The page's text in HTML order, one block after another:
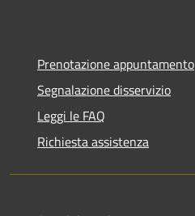
Prenotazione appuntamento
Segnalazione disservizio
Leggi le FAQ
Richiesta assistenza